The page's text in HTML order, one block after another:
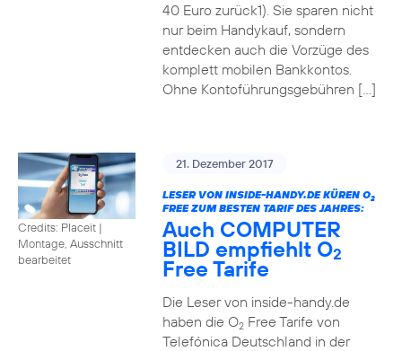
40 Euro zurück1). Sie sparen nicht
nur beim Handykauf, sondern
entdecken auch die Vorzüge des
komplett mobilen Bankkontos.
Ohne Kontoführungsgebühren […]
Credits: Placeit |
Montage, Ausschnitt
bearbeitet
21. Dezember 2017
LESER VON INSIDE-HANDY.DE KÜREN O2
FREE ZUM BESTEN TARIF DES JAHRES:
Auch COMPUTER
BILD empfiehlt O2
Free Tarife
Die Leser von inside-handy.de
haben die O2Free Tarife von
Telefónica Deutschland in der